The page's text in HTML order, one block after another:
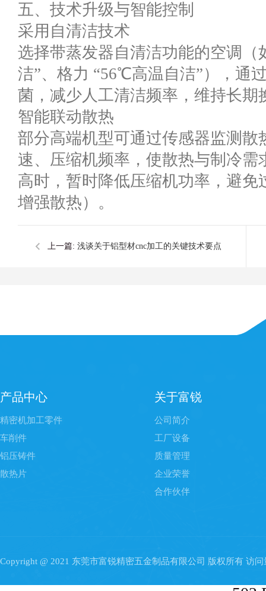
五、技术升级与智能控制
采用自清洁技术
选择带蒸发器自清洁功能的空调（
洁”、格力 “56℃高温自洁”），通
菌，减少人工清洁频率，维持长期
智能联动散热
部分高端机型可通过传感器监测
速、压缩机频率，使散热与制冷
高时，暂时降低压缩机功率，避
增强散热）。
上一篇: 浅谈关于铝型材cnc加工的关键技术要点
产品中心
精密机加工零件
车削件
铝压铸件
散热片
关于富锐
公司简介
工厂设备
质量管理
企业荣誉
合作伙伴
Copyright @ 2021 东莞市富锐精密五金制品有限公司 版权所有 访问